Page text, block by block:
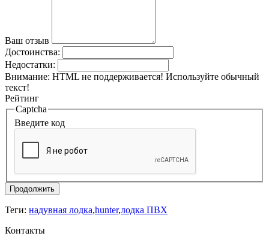
Ваш отзыв
Достоинства:
Недостатки:
Внимание: HTML не поддерживается! Используйте обычный
текст!
Рейтинг
Captcha
Введите код
Продолжить
Теги: надувная лодка,hunter,лодка ПВХ
Контакты